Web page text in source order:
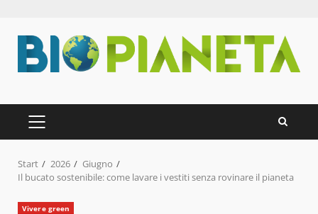
Inhalt
springen
PRIMÄRES
MENÜ
Start 2026
Giugno
Il bucato sostenibile: come lavare i vestiti senza rovinare il pianeta
Vivere green